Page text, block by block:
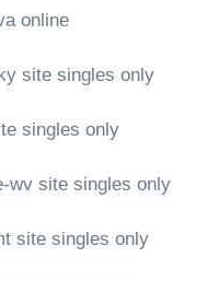
online
site singles only
singles only
wv site singles only
site singles only